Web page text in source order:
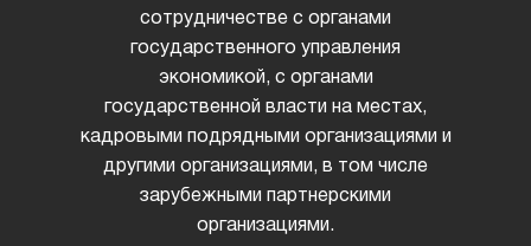
сотрудничестве с органами
государственного управления
экономикой, с органами
государственной власти на местах,
кадровыми подрядными организациями и
другими организациями, в том числе
зарубежными партнерскими
организациями.